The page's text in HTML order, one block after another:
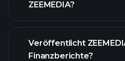
ZEEMEDIA?
unsere
Veröffentlicht
Finanzberichte?